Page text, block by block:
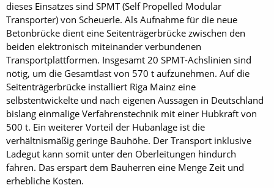
dieses Einsatzes sind SPMT (Self Propelled Modular
Transporter) von Scheuerle. Als Aufnahme für die neue
Betonbrücke dient eine Seitenträgerbrücke zwischen den
beiden elektronisch miteinander verbundenen
Transportplattformen. Insgesamt 20 SPMT-Achslinien sind
nötig, um die Gesamtlast von 570 t aufzunehmen. Auf die
Seitenträgerbrücke installiert Riga Mainz eine
selbstentwickelte und nach eigenen Aussagen in Deutschland
bislang einmalige Verfahrenstechnik mit einer Hubkraft von
500 t. Ein weiterer Vorteil der Hubanlage ist die
verhältnismäßig geringe Bauhöhe. Der Transport inklusive
Ladegut kann somit unter den Oberleitungen hindurch
fahren. Das erspart dem Bauherren eine Menge Zeit und
erhebliche Kosten.